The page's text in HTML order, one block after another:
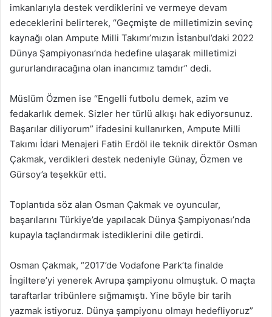
imkanlarıyla destek verdiklerini ve vermeye devam
edeceklerini belirterek, “Geçmişte de milletimizin sevinç
kaynağı olan Ampute Milli Takımı’mızın İstanbul’daki 2022
Dünya Şampiyonası’nda hedefine ulaşarak milletimizi
gururlandıracağına olan inancımız tamdır” dedi.
Müslüm Özmen ise “Engelli futbolu demek, azim ve
fedakarlık demek. Sizler her türlü alkışı hak ediyorsunuz.
Başarılar diliyorum” ifadesini kullanırken, Ampute Milli
Takımı İdari Menajeri Fatih Erdöl ile teknik direktör Osman
Çakmak, verdikleri destek nedeniyle Günay, Özmen ve
Gürsoy’a teşekkür etti.
Toplantıda söz alan Osman Çakmak ve oyuncular,
başarılarını Türkiye’de yapılacak Dünya Şampiyonası’nda
kupayla taçlandırmak istediklerini dile getirdi.
Osman Çakmak, “2017’de Vodafone Park’ta finalde
İngiltere’yi yenerek Avrupa şampiyonu olmuştuk. O maçta
taraftarlar tribünlere sığmamıştı. Yine böyle bir tarih
yazmak istiyoruz. Dünya şampiyonu olmayı hedefliyoruz”